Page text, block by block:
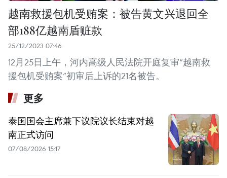
越南救援包机受贿案：被告黄文兴退回全
部188亿越南盾赃款
25/12/2023 07:46
12月25日上午，河内高级人民法院开庭复审“越南救
援包机受贿案”初审后上诉的21名被告。
更多
泰国国会主席兼下议院议长结束对越
南正式访问
07/08/2026 15:17